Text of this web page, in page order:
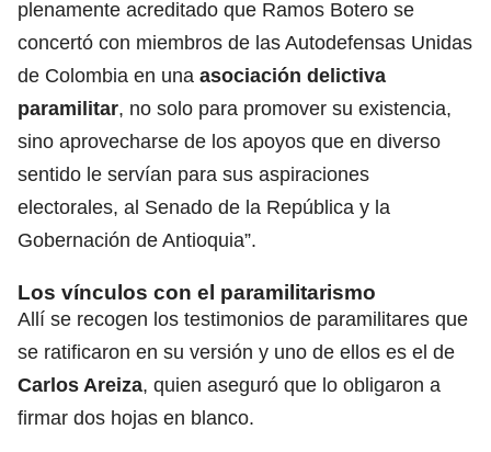
plenamente acreditado que Ramos Botero se
concertó con miembros de las Autodefensas Unidas
de Colombia en una asociación delictiva
paramilitar, no solo para promover su existencia,
sino aprovecharse de los apoyos que en diverso
sentido le servían para sus aspiraciones
electorales, al Senado de la República y la
Gobernación de Antioquia”.
Los vínculos con el paramilitarismo
Allí se recogen los testimonios de paramilitares que
se ratificaron en su versión y uno de ellos es el de
Carlos Areiza, quien aseguró que lo obligaron a
firmar dos hojas en blanco.